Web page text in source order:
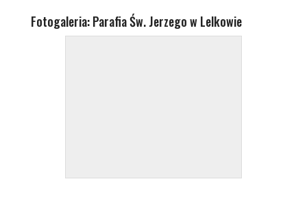
Fotogaleria: Parafia Św. Jerzego w Lelkowie